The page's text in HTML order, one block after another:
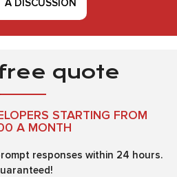
A DISCUSSION
quote
STARTING FROM
A MONTH
responses within 24 hours.